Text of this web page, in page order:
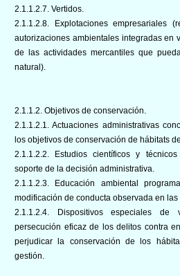
2.1.1.2.7. Vertidos.
2.1.1.2.8. Explotaciones empresariales
autorizaciones ambientales integradas en
de las actividades mercantiles que
natural).
2.1.1.2. Objetivos de conservación.
2.1.1.2.1. Actuaciones administrativas
los objetivos de conservación de hábitats
2.1.1.2.2. Estudios científicos y
soporte de la decisión administrativa.
2.1.1.2.3. Educación ambiental
modificación de conducta observada en
2.1.1.2.4. Dispositivos especiales
persecución eficaz de los delitos contra
perjudicar la conservación de los
gestión.